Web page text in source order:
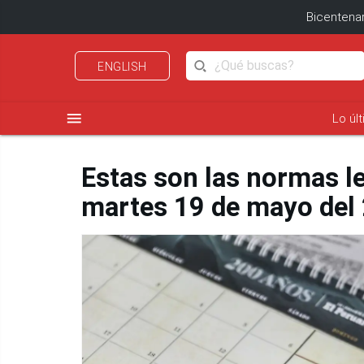
ENGLISH
menu Lo
Estas son las normas
martes 19 de mayo del